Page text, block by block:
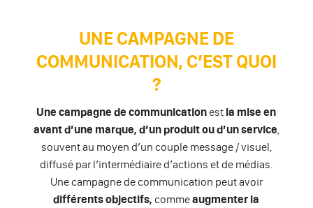
UNE CAMPAGNE DE
COMMUNICATION, C’EST QUOI
?
Une campagne de communication est la mise en
avantd’une marque, d’un produit ou d’un service,
souvent au moyen d’un couple message / visuel,
diffusé par l’intermédiaire d’actions et de médias.
Une campagne de communication peut avoir
différents objectifs, commeaugmenter la